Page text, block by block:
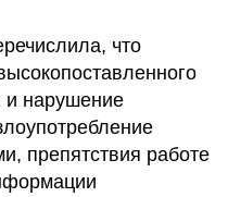
что
нарушение
препятствия работе